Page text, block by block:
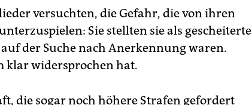
versuchten, die Gefahr, die von ihren
Sie stellten sie als gescheiterte
der Suche nach Anerkennung waren.
klar widersprochen hat.
die sogar noch höhere Strafen gefordert